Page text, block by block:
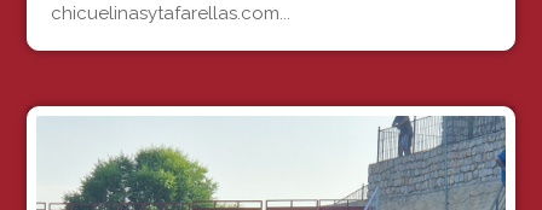
chicuelinasytafarellas.com...